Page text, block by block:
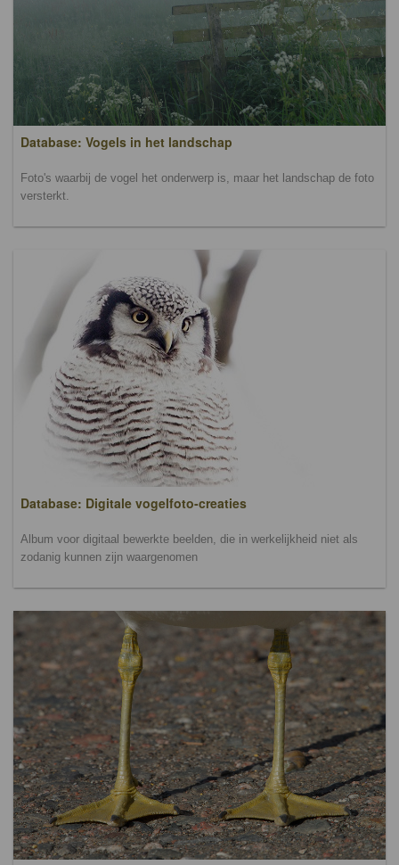
Database: Vogels in het landschap
Foto's waarbij de vogel het onderwerp is, maar het landschap de foto
versterkt.
Database: Digitale vogelfoto-creaties
Album voor digitaal bewerkte beelden, die in werkelijkheid niet als
zodanig kunnen zijn waargenomen